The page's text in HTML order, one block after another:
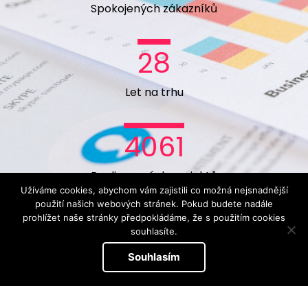
Spokojenýchzákazníků
28
Let na trhu
4061
Realizovanýchprojektů
Užíváme cookies, abychom vám zajistili co možná nejsnadnější
použití našich webových stránek. Pokud budete nadále
prohlížet naše stránky předpokládáme, že s použitím cookies
souhlasíte.
Souhlasím